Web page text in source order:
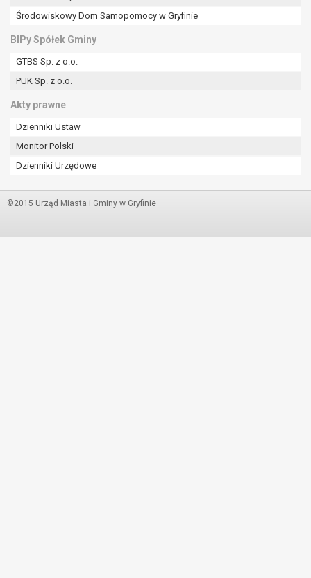
Środowiskowy Dom Samopomocy w Gryfinie
BIPy Spółek Gminy
GTBS Sp. z o.o.
PUK Sp. z o.o.
Akty prawne
Dzienniki Ustaw
Monitor Polski
Dzienniki Urzędowe
©2015 Urząd Miasta i Gminy w Gryfinie